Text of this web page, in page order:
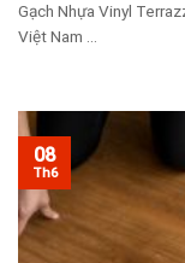
Gạch Nhựa Vinyl
Việt Nam ...
08
Th6